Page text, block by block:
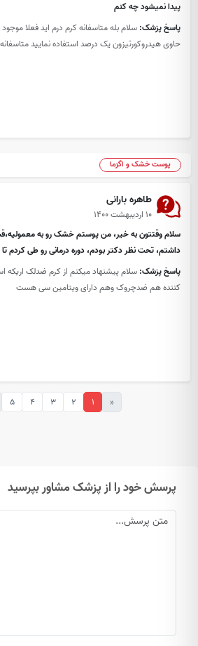
پیدا نمیشود چه کنم
پاسخ پزشک: سلام بله متاسفانه کرم درم اید فعلا
حاوی هیدروکورتیزون یک درصد استفاده نمایید
پوست خشک و اگزما
طاهره بارانی
۱۰ اردیبهشت ۱۴۰۰
سلام وقتتون به خیر، من پوستم خشک رو به
داشتم، تحت نظر دکتر بودم، دوره درمانی رو طی کردم
پاسخ پزشک: سلام پیشنهاد میکنم از کرم ضدلک اریکه
کننده هم ضدچروک وهم دارای ویتامین سی هست
«
1
2
3
4
5
پرسش خود را از پزشک مشاور بپرسید